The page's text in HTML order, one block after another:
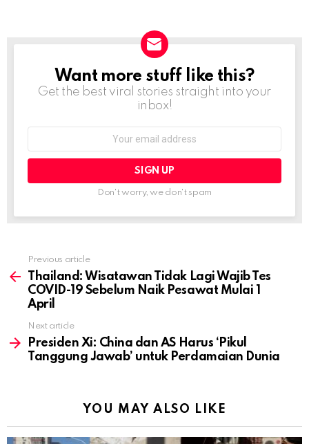
NEWSLETTER
Want more stuff like this?
Get the best viral stories straight into your
inbox!
Don't worry, we don't spam
more
Previous article
Thailand: Wisatawan Tidak Lagi Wajib Tes
COVID-19 Sebelum Naik Pesawat Mulai 1
April
Next article
Presiden Xi: China dan AS Harus ‘Pikul
Tanggung Jawab’ untuk Perdamaian Dunia
YOU MAY ALSO LIKE